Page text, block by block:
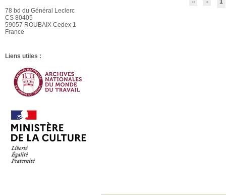
1
78 bd du Général Leclerc
CS 80405
59057 ROUBAIX Cedex 1
France
Liens utiles :